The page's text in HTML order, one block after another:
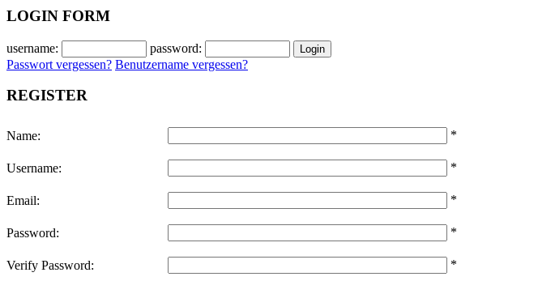
LOGIN FORM
username:
password:
Passwort vergessen? Benutzername vergessen?
REGISTER
Name: *
Username: *
Email: *
Password: *
Verify Password: *